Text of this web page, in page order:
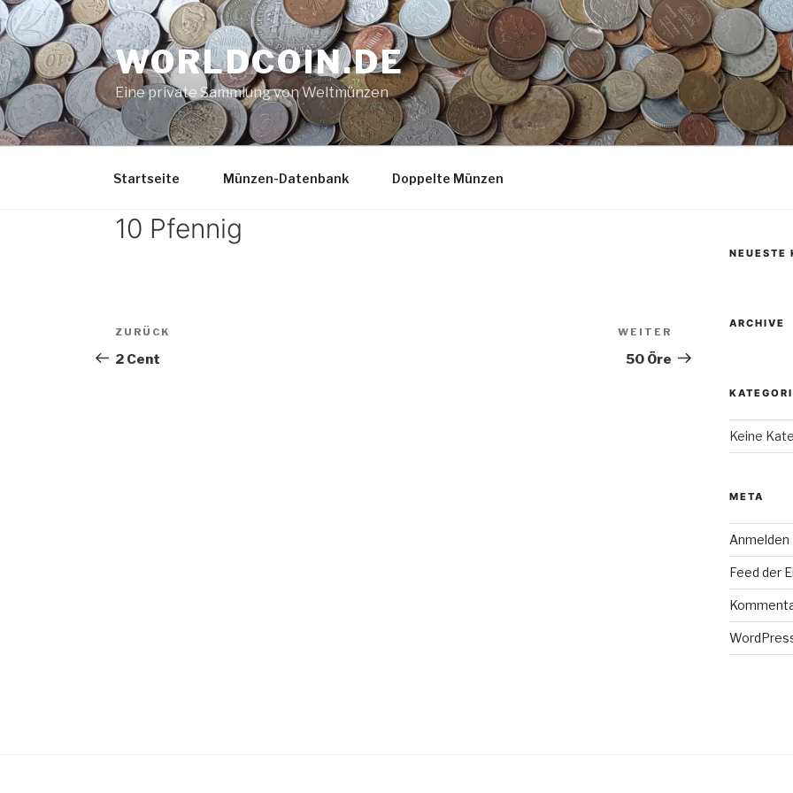
Zum
Inhalt
springen
WORLDCOIN.DE
Eine private Sammlung von Weltmünzen
Startseite Münzen-Datenbank Doppelte Münzen
10 Pfennig
Beitrags-
Navigation
Vorheriger
Beitrag
ZURÜCK
2 Cent
Beitrag
WEITER
50 Öre
NEUESTE
ARCHIVE
Keine
META
Anmelden
Feed der